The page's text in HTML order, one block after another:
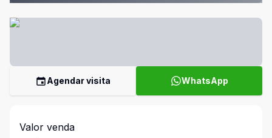
Agendar visita WhatsApp
Valor venda